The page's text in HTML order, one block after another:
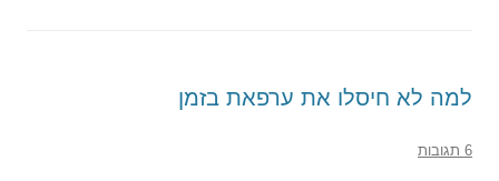
למה לא חיסלו את ערפאת בזמן
6 תגובות